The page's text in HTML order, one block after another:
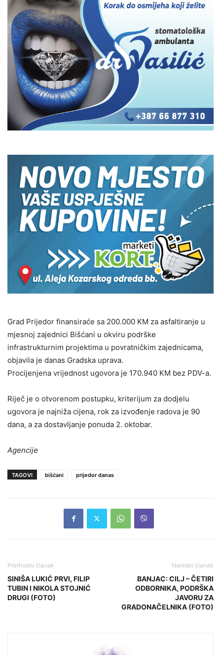
Grad Prijedor finansiraće sa 200.000 KM za asfaltiranje u
mjesnoj zajednici Bišćani u okviru podrške
infrastrukturnim projektima u povratničkim zajednicama,
objavila je danas Gradska uprava.
Procijenjena vrijednost ugovora je 170.940 KM bez PDV-a.
Riječ je o otvorenom postupku, kriterijum za dodjelu
ugovora je najniža cijena, rok za izvođenje radova je 90
dana, a za dostavljanje ponuda 2. oktobar.
Agencije
TAGOVI bišćani prijedor danas
Prethodni članak
SINIŠA LUKIĆ PRVI, FILIP
TUBIN I NIKOLA STOJNIĆ
DRUGI (FOTO)
Naredni članak
BANJAC: CILJ – ČETIRI
ODBORNIKA, PODRŠKA
JAVORU ZA
GRADONAČELNIKA (FOTO)